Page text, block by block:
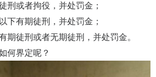
刑或者拘役，并处罚金；
下有期徒刑，并处罚金；
期徒刑或者无期徒刑，并处罚金。
何界定呢？